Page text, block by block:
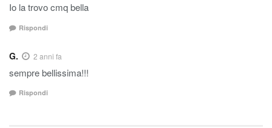
Io la trovo cmq bella
Rispondi
G. 2 anni fa
sempre bellissima!!!
Rispondi